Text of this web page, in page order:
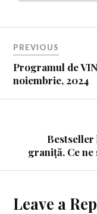
PREVIOUS
Programul de
noiembrie, 2024
Bestseller
graniță. Ce
Leave a